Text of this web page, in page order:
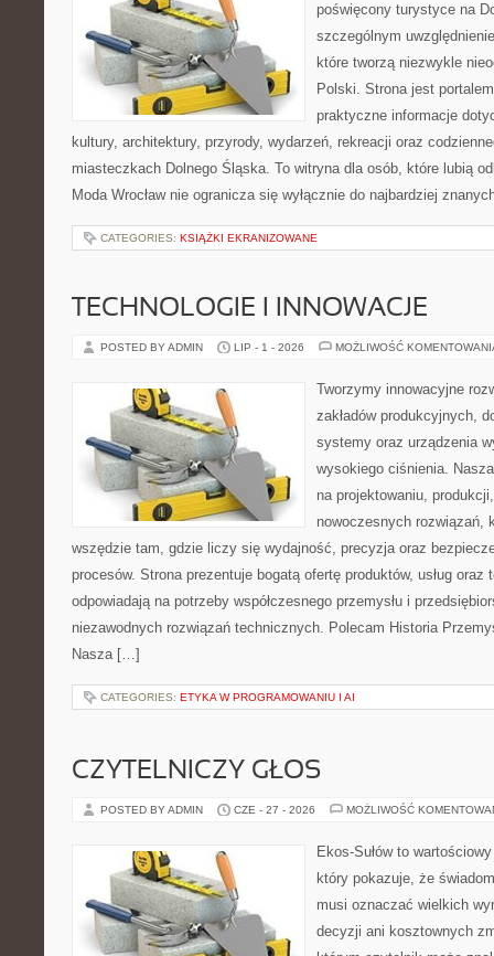
poświęcony turystyce na
szczególnym
które tworzą niezwykle
Polski. Strona jest
praktyczne informacje
kultury, architektury, przyrody, wydarzeń, rekreacji oraz
miasteczkach Dolnego Śląska. To witryna dla osób, które lubią
Moda Wrocław nie ogranicza się wyłącznie do najbardziej
CATEGORIES: KSIĄŻKI EKRANIZOWANE
TECHNOLOGIE I INNOWACJE
POSTED BY ADMIN LIP - 1 - 2026 MOŻLIWOŚĆ
Tworzymy innowacyjne
zakładów produkcyjnych,
systemy oraz urządzenia
wysokiego ciśnienia.
na projektowaniu,
nowoczesnych rozwiązań,
wszędzie tam, gdzie liczy się wydajność, precyzja oraz
procesów. Strona prezentuje bogatą ofertę produktów, usług oraz
odpowiadają na potrzeby współczesnego przemysłu i
niezawodnych rozwiązań technicznych. Polecam Historia
Nasza […]
CATEGORIES: ETYKA W PROGRAMOWANIU I AI
CZYTELNICZY GŁOS
POSTED BY ADMIN CZE - 27 - 2026 MOŻLIWOŚĆ
Ekos-Sułów to
który pokazuje, że
musi oznaczać wielkich
decyzji ani kosztownych